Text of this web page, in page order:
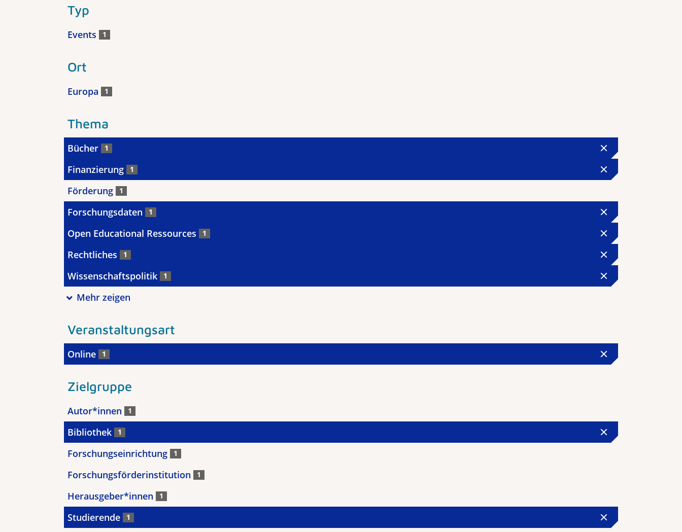
Typ
Events 1
Ort
Europa 1
Thema
Bücher 1
Finanzierung 1
Förderung 1
Forschungsdaten 1
Open Educational Ressources 1
Rechtliches 1
Wissenschaftspolitik 1
Mehr zeigen
Veranstaltungsart
Online 1
Zielgruppe
Autor*innen 1
Bibliothek 1
Forschungseinrichtung 1
Forschungsförderinstitution 1
Herausgeber*innen 1
Studierende 1